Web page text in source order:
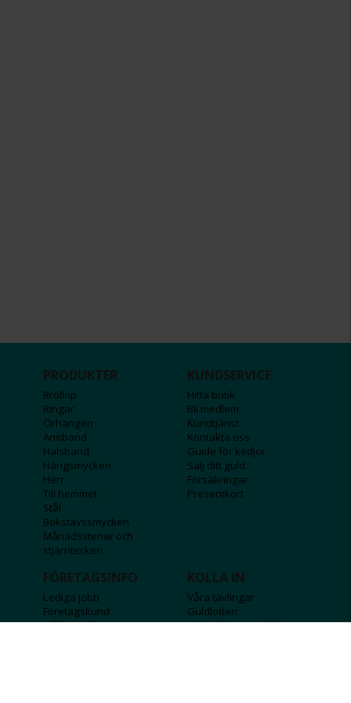
PRODUKTER
Bröllop
Ringar
Örhängen
Armband
Halsband
Hängsmycken
Herr
Till hemmet
Stål
Bokstavssmycken
Månadsstenar och
stjärntecken
KUNDSERVICE
Hitta butik
Bli medlem
Kundtjänst
Kontakta oss
Guide för kedjor
Sälj ditt guld
Försäkringar
Presentkort
FÖRETAGSINFO
Lediga jobb
Företagskund
Affiliateinformation
KOLLA IN
Våra tävlingar
Guldlotten
Graverbara produkter